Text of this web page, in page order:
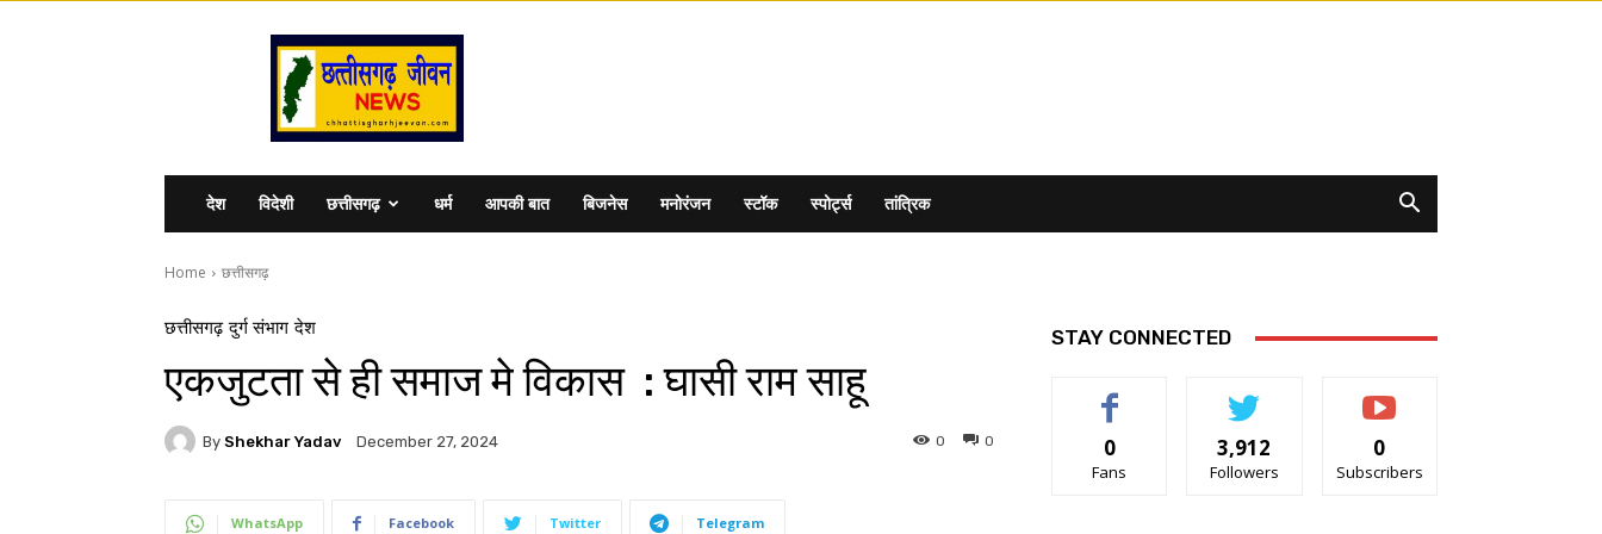
Chhattisgharhjeevan
देश विदेशी छत्तीसगढ़ धर्म आपकी बात बिजनेस मनोरंजन स्टॉक स्पोर्ट्स तांत्रिक
Home छत्तीसगढ़
छत्तीसगढ़ दुर्ग संभाग देश
एकजुटता से ही समाज मे विकास : घासी राम साहू
By Shekhar Yadav December 27, 2024 0
0
WhatsApp Facebook Twitter Telegram
STAY CONNECTED
0
Fans
3,912
Followers
0
Subscribers